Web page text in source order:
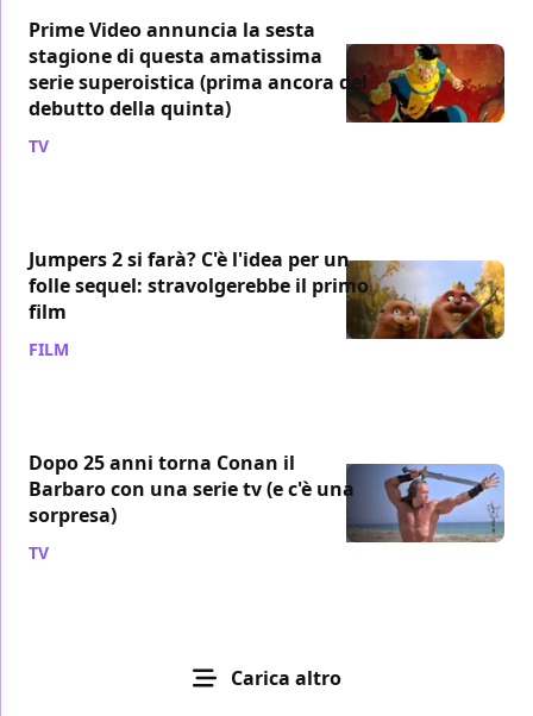
Prime Video annuncia la sesta
stagione di questa amatissima
serie superoistica (prima ancora del
debutto della quinta)
TV
Jumpers 2 si farà? C'è l'idea per un
folle sequel: stravolgerebbe il primo
film
FILM
Dopo 25 anni torna Conan il
Barbaro con una serie tv (e c'è una
sorpresa)
TV
Carica altro